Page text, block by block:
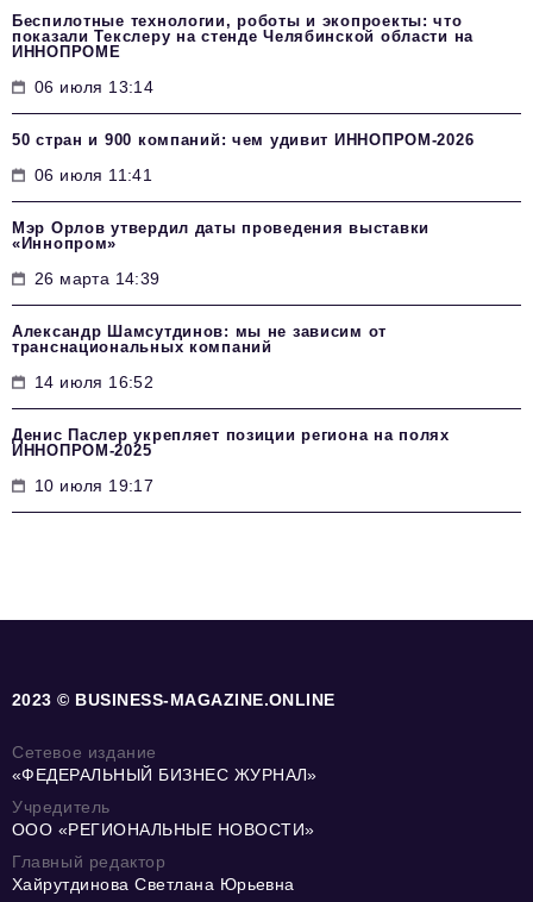
Беспилотные технологии, роботы и экопроекты: что
показали Текслеру на стенде Челябинской области на
ИННОПРОМЕ
06 июля 13:14
50 стран и 900 компаний: чем удивит ИННОПРОМ‑2026
06 июля 11:41
Мэр Орлов утвердил даты проведения выставки
«Иннопром»
26 марта 14:39
Александр Шамсутдинов: мы не зависим от
транснациональных компаний
14 июля 16:52
Денис Паслер укрепляет позиции региона на полях
ИННОПРОМ-2025
10 июля 19:17
2023 © BUSINESS-MAGAZINE.ONLINE
Сетевое издание
«ФЕДЕРАЛЬНЫЙ БИЗНЕС ЖУРНАЛ»
Учредитель
ООО «РЕГИОНАЛЬНЫЕ НОВОСТИ»
Главный редактор
Хайрутдинова Светлана Юрьевна